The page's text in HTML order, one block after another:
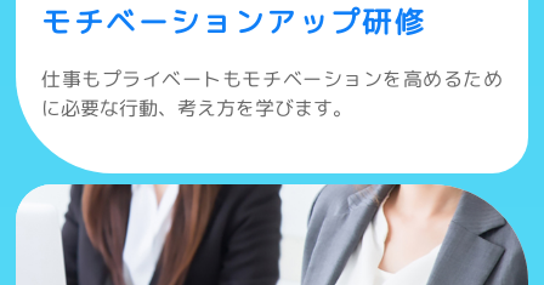
モチベーションアップ研修
仕事もプライベートもモチベーションを高めるため
に必要な行動、考え方を学びます。